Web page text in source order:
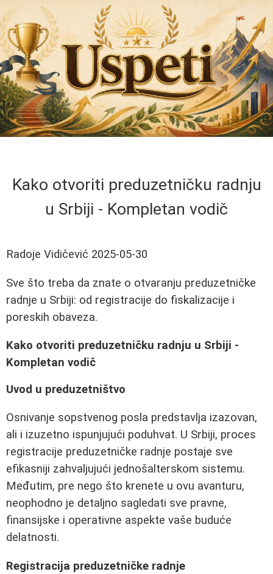
Kako otvoriti preduzetničku radnju
u Srbiji - Kompletan vodič
Radoje Vidičević 2025-05-30
Sve što treba da znate o otvaranju preduzetničke
radnje u Srbiji: od registracije do fiskalizacije i
poreskih obaveza.
Kako otvoriti preduzetničku radnju u Srbiji -
Kompletan vodič
Uvod u preduzetništvo
Osnivanje sopstvenog posla predstavlja izazovan,
ali i izuzetno ispunjujući poduhvat. U Srbiji, proces
registracije preduzetničke radnje postaje sve
efikasniji zahvaljujući jednošalterskom sistemu.
Međutim, pre nego što krenete u ovu avanturu,
neophodno je detaljno sagledati sve pravne,
finansijske i operativne aspekte vaše buduće
delatnosti.
Registracija preduzetničke radnje